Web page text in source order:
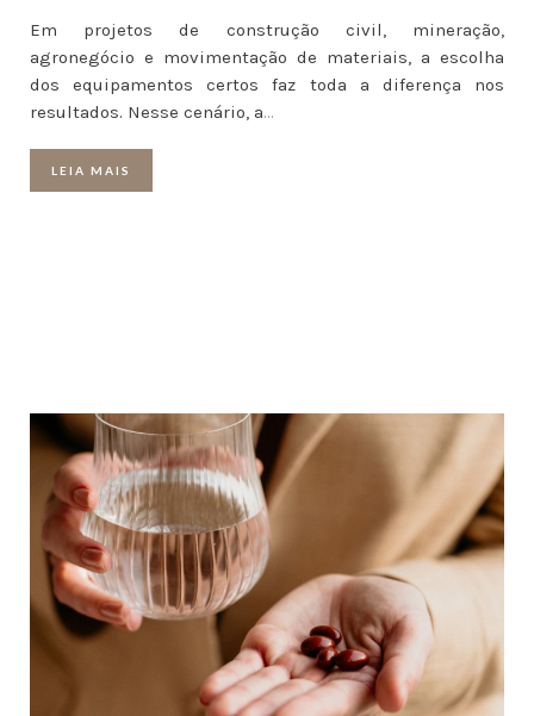
Em projetos de construção civil, mineração,
agronegócio e movimentação de materiais, a escolha
dos equipamentos certos faz toda a diferença nos
resultados. Nesse cenário, a…
LEIA MAIS